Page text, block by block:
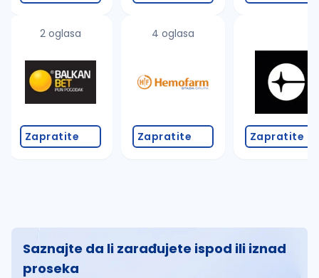
2 oglasa
Zapratite
4 oglasa
Zapratite Zapratite
Saznajte da li zarađujete ispod ili iznad
proseka